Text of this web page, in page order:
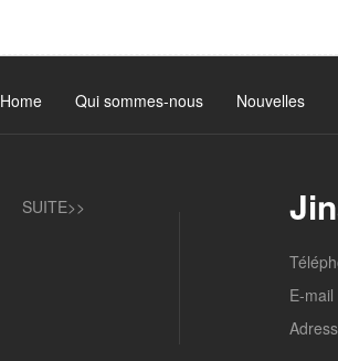
Home Qui sommes-nous Nouvelles
SUITE>>
E-mail